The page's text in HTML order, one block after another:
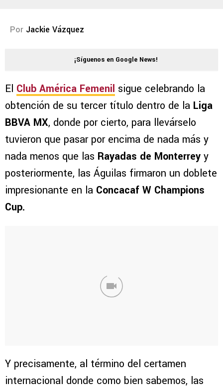
Por Jackie Vázquez
¡Síguenos en Google News!
El Club América Femenil sigue celebrando la
obtención de su tercer título dentro de la Liga
BBVA MX, donde por cierto, para llevárselo
tuvieron que pasar por encima de nada más y
nada menos que las Rayadas de Monterrey y
posteriormente, las Águilas firmaron un doblete
impresionante en la Concacaf W Champions
Cup.
Y precisamente, al término del certamen
internacional donde como bien sabemos, las